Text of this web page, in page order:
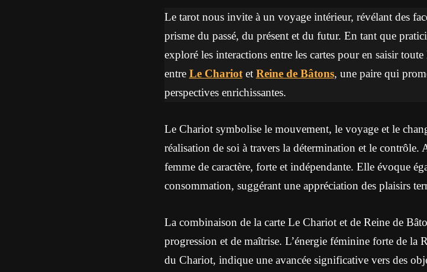
Le tarot nous invite à un voyage intérieur, révélant des
prisme du passé, du présent et du futur. En tant que
exploré les interactions entre les cartes pour en saisir
entre Le Chariotet Reine de Bâtons, une paire qui
perspectives enrichissantes.
Le Chariot symbolise le mouvement, le voyage et le
réalisation de soi à travers la détermination et le
femme de caractère, forte et indépendante. Elle évoque
consommation, suggérant une appréciation des plaisirs
La combinaison de la carte Le Chariot et de Reine de
progression et de maîtrise. L’énergie féminine forte de la
du Chariot, indique une avancée significative vers des